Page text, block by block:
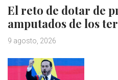
El reto de dotar de
amputados de los
9 agosto, 2026